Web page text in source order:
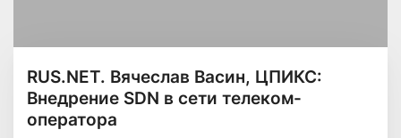
RUS.NET. Вячеслав Васин, ЦПИКС:
Внедрение SDN в сети телеком-
оператора